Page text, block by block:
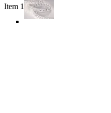
Item 1 of 4